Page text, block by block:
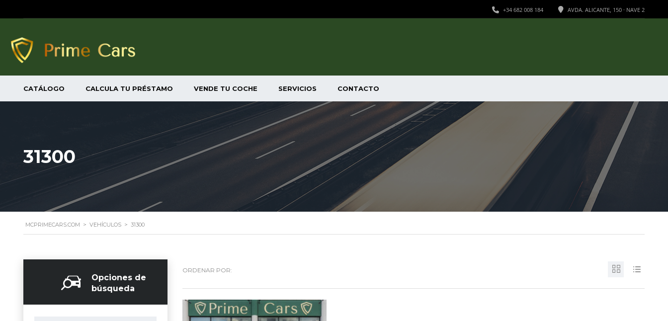
AVDA. ALICANTE, 150 · NAVE 2
+34 682 008 184
CATÁLOGO CALCULA TU PRÉSTAMO VENDE TU COCHE SERVICIOS CONTACTO
31300
MCPRIMECARS.COM > VEHÍCULOS > 31300
Opciones de
búsqueda
ORDENAR POR: